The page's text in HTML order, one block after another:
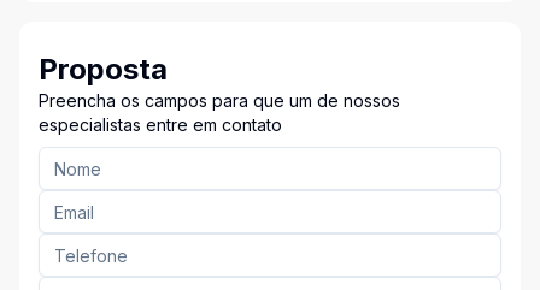
Proposta
Preencha os campos para que um de nossos
especialistas entre em contato